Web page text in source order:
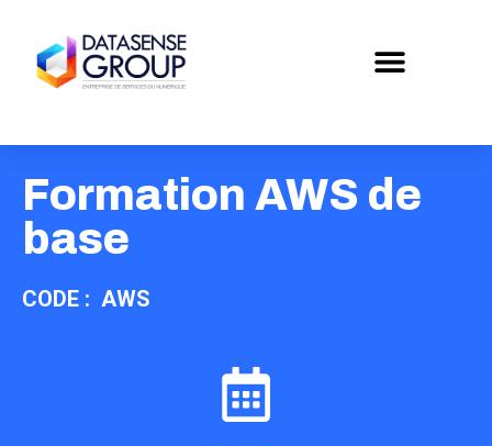
Formation AWS de
base
CODE : AWS